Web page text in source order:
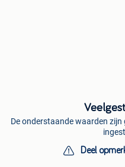
De onderstaande waarden
Deel